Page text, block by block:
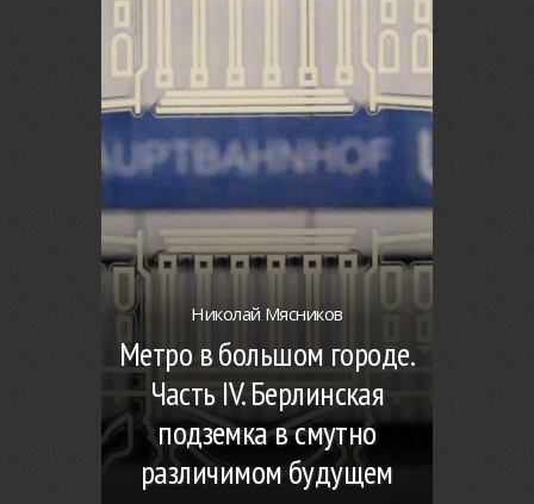
Николай Мясников
Метро в большом городе.
Часть IV. Берлинская
подземка в смутно
различимом будущем